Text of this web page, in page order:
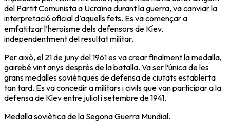
del Partit Comunista a Ucraïna durant la guerra, va canviar la
interpretació oficial d’aquells fets. Es va començar a
emfatitzar l’heroisme dels defensors de Kíev,
independentment del resultat militar.
Per això, el 21 de juny del 1961 es va crear finalment la medalla,
gairebé vint anys després de la batalla. Va ser l’única de les
grans medalles soviètiques de defensa de ciutats establerta
tan tard. Es va concedir a militars i civils que van participar a la
defensa de Kíev entre juliol i setembre de 1941.
Medalla soviètica de la Segona Guerra Mundial.